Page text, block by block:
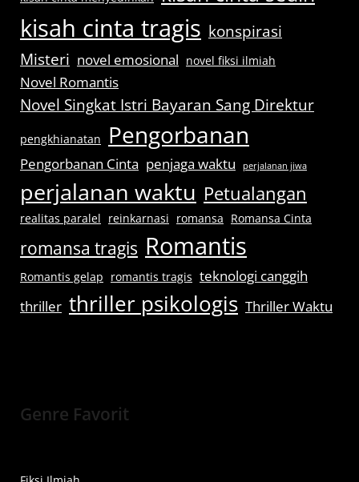
kisah cinta tragis konspirasi
Misteri novel emosional novel fiksi ilmiah
Novel Romantis
Novel Singkat Istri Bayaran Sang Direktur
pengkhianatan Pengorbanan
Pengorbanan Cinta penjaga waktu perjalanan jiwa
perjalanan waktu Petualangan
realitas paralel reinkarnasi romansa Romansa Cinta
romansa tragis Romantis
Romantis gelap romantis tragis teknologi canggih
thriller thriller psikologis Thriller Waktu
Genre Favorit